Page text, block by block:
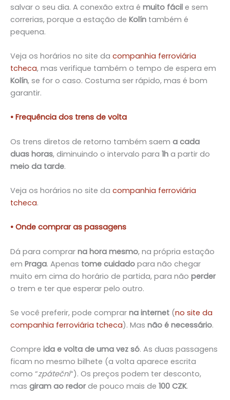
salvar o seu dia. A conexão extra é muito fácil e sem
correrias, porque a estação de Kolín também é
pequena.
Veja os horários no site da companhia ferroviária
tcheca, mas verifique também o tempo de espera em
Kolín, se for o caso. Costuma ser rápido, mas é bom
garantir.
• Frequência dos trens de volta
Os trens diretos de retorno também saem a cada
duas horas, diminuindo o intervalo para 1h a partir do
meio da tarde.
Veja os horários no site da companhia ferroviária
tcheca.
• Onde comprar as passagens
Dá para comprar na hora mesmo, na própria estação
em Praga. Apenas tome cuidado para não chegar
muito em cima do horário de partida, para não perder
o trem e ter que esperar pelo outro.
Se você preferir, pode comprar na internet (no site da
companhia ferroviária tcheca). Mas não é necessário.
Compre ida e volta de uma vez só. As duas passagens
ficam no mesmo bilhete (a volta aparece escrita
como “zpáteční“). Os preços podem ter desconto,
mas giram ao redorde pouco mais de 100 CZK.